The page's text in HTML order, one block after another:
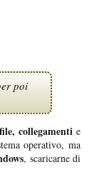
poi
collegamenti e
operativo, ma
, scaricarne di